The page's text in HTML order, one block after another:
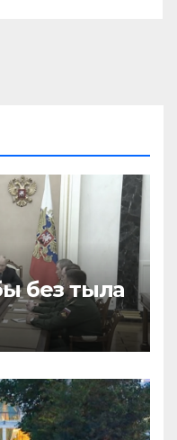
без тыла